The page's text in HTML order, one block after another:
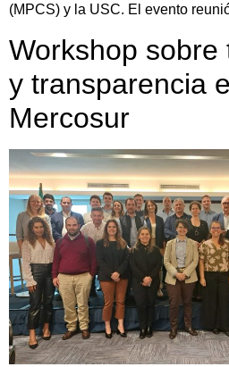
(MPCS) y la USC. El evento
Workshop sobre
y transparencia
Mercosur